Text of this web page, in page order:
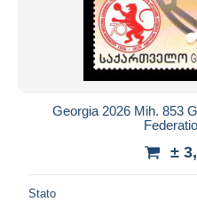
Georgia 2026 Mih. 853
±
Stato